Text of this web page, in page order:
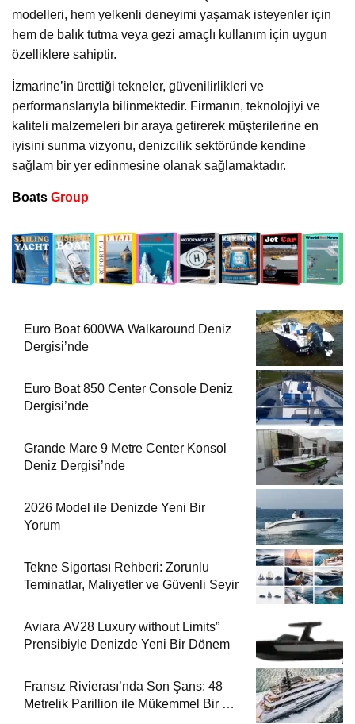
modelleri, hem yelkenli deneyimi yaşamak isteyenler için
hem de balık tutma veya gezi amaçlı kullanım için uygun
özelliklere sahiptir.
İzmarine’in ürettiği tekneler, güvenilirlikleri ve
performanslarıyla bilinmektedir. Firmanın, teknolojiyi ve
kaliteli malzemeleri bir araya getirerek müşterilerine en
iyisini sunma vizyonu, denizcilik sektöründe kendine
sağlam bir yer edinmesine olanak sağlamaktadır.
Boats Group
Euro Boat 600WA Walkaround Deniz
Dergisi’nde
Euro Boat 850 Center Console Deniz
Dergisi’nde
Grande Mare 9 Metre Center Konsol
Deniz Dergisi’nde
2026 Model ile Denizde Yeni Bir
Yorum
Tekne Sigortası Rehberi: Zorunlu
Teminatlar, Maliyetler ve Güvenli Seyir
Aviara AV28 Luxury without Limits”
Prensibiyle Denizde Yeni Bir Dönem
Fransız Rivierası’nda Son Şans: 48
Metrelik Parillion ile Mükemmel Bir Yat